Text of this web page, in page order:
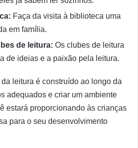
Faça da visita à biblioteca uma
em família.
de leitura: Os clubes de leitura
de ideias e a paixão pela leitura.
leitura é construído ao longo da
adequados e criar um ambiente
estará proporcionando às crianças
para o seu desenvolvimento